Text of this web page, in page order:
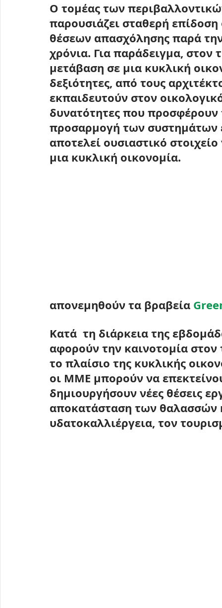
Ο τομέας των
παρουσιάζει σταθερή
θέσεων απασχόλησης παρά
χρόνια. Για παράδειγμα,
μετάβαση σε μια κυκλική
δεξιότητες, από τους
εκπαιδευτούν στον
δυνατότητες που
προσαρμογή των συστημάτων
αποτελεί ουσιαστικό
μια κυκλική οικονομία.
απονεμηθούν τα βραβεία
Κατά  τη διάρκεια της
αφορούν την καινοτομία
το πλαίσιο της κυκλικής
οι ΜΜΕ μπορούν να
δημιουργήσουν νέες θέσεις
αποκατάσταση των θαλασσών
υδατοκαλλιέργεια, τον